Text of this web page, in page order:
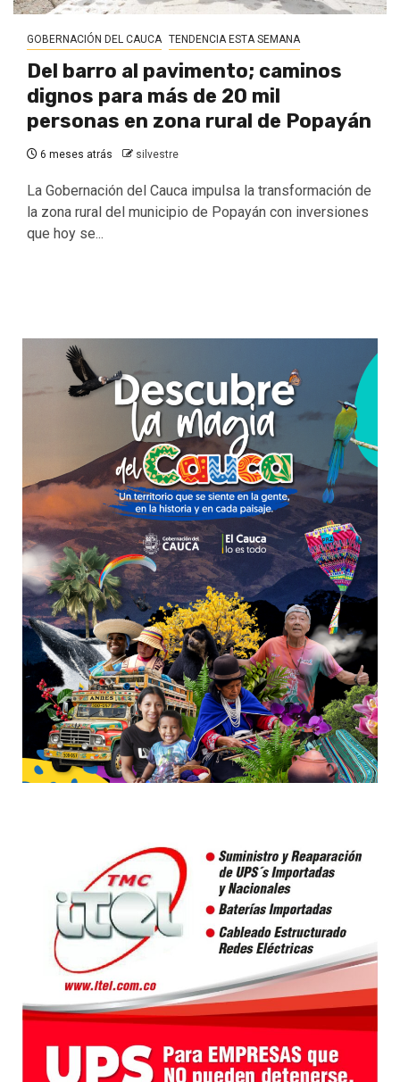
GOBERNACIÓN DEL CAUCA TENDENCIA ESTA SEMANA
Del barro al pavimento; caminos
dignos para más de 20 mil
personas en zona rural de Popayán
6 meses atrás silvestre
La Gobernación del Cauca impulsa la transformación de
la zona rural del municipio de Popayán con inversiones
que hoy se...